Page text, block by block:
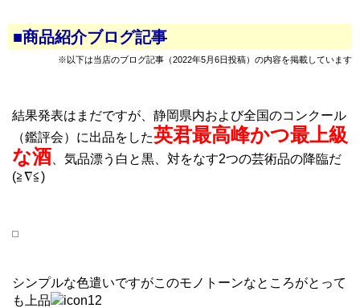
■商品紹介ブログ記事
※以下は当店のブログ記事（2022年5月6日投稿）の内容を掲載しています
結果発表はまだですが、静岡県内および全国のコンクール
（鑑評会）に出品をした英君最高峰かつ最上級
な酒 、気品漂う白と黒、対をなす2つの芸術品の降臨だ
(≧∇≦)
シンプルな色遣いですがこのモノトーンなところがとって
も上品